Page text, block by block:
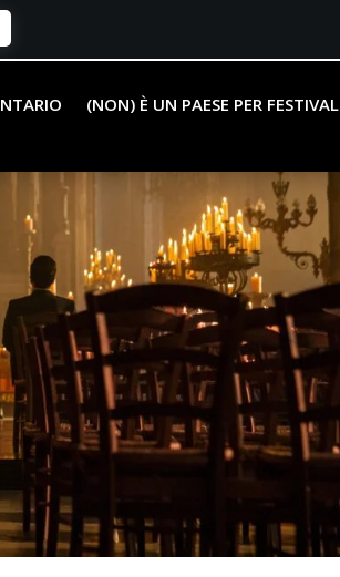
(NON) È UN PAESE PER FESTIVAL